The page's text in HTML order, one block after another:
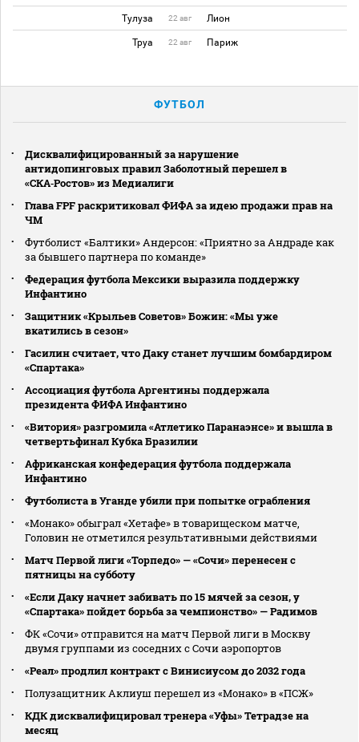
Тулуза 22 авг Лион
Труа 22 авг Париж
ФУТБОЛ
Дисквалифицированный за нарушение
антидопинговых правил Заболотный перешел в
«СКА‑Ростов» из Медиалиги
Глава FPF раскритиковал ФИФА за идею продажи прав на
ЧМ
Футболист «Балтики» Андерсон: «Приятно за Андраде как
за бывшего партнера по команде»
Федерация футбола Мексики выразила поддержку
Инфантино
Защитник «Крыльев Советов» Божин: «Мы уже
вкатились в сезон»
Гасилин считает, что Даку станет лучшим бомбардиром
«Спартака»
Ассоциация футбола Аргентины поддержала
президента ФИФА Инфантино
«Витория» разгромила «Атлетико Паранаэнсе» и вышла в
четвертьфинал Кубка Бразилии
Африканская конфедерация футбола поддержала
Инфантино
Футболиста в Уганде убили при попытке ограбления
«Монако» обыграл «Хетафе» в товарищеском матче,
Головин не отметился результативными действиями
Матч Первой лиги «Торпедо» — «Сочи» перенесен с
пятницы на субботу
«Если Даку начнет забивать по 15 мячей за сезон, у
«Спартака» пойдет борьба за чемпионство» — Радимов
ФК «Сочи» отправится на матч Первой лиги в Москву
двумя группами из соседних с Сочи аэропортов
«Реал» продлил контракт с Винисиусом до 2032 года
Полузащитник Аклиуш перешел из «Монако» в «ПСЖ»
КДК дисквалифицировал тренера «Уфы» Тетрадзе на
месяц